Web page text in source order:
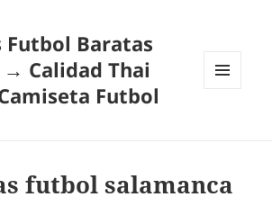
Futbol Baratas
→ Calidad Thai
Futbol
futbol salamanca